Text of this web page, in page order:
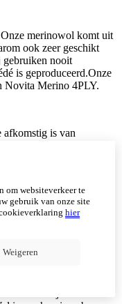
merinowol komt uit
ook zeer geschikt
gebruiken nooit
is geproduceerd.Onze
Novita Merino 4PLY.
is van
is voornamelijk
Finnsheep is zacht en
Krimp maakt het
ook andere
Fins ras), zodat onze
bevatten.
dat zich in de loop
Deze dieren maken
en het Finse culturele
en blijven
om websiteverkeer te
gebruik van onze site
hier
Weigeren